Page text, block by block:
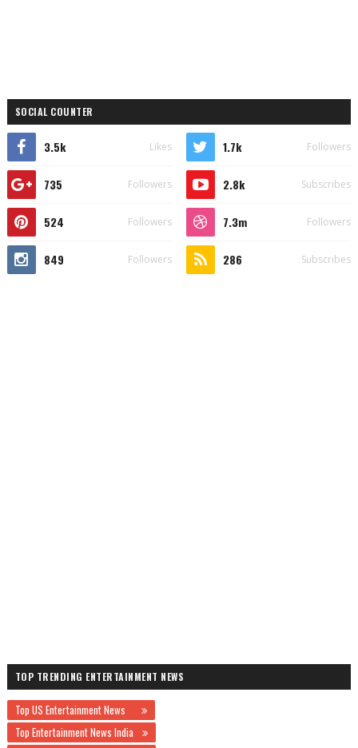
SOCIAL COUNTER
3.5k Likes 1.7k Followers
735 Followers 2.8k Subscribes
524 Followers 7.3m Followers
849 Followers 286 Subscribes
TOP TRENDING ENTERTAINMENT NEWS
Top US Entertainment News
Top Entertainment News India